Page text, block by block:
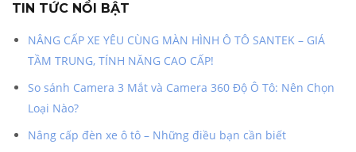
TIN TỨC NỔI BẬT
NÂNG CẤP XE YÊU CÙNG MÀN HÌNH Ô TÔ SANTEK – GIÁ
TẦM TRUNG, TÍNH NĂNG CAO CẤP!
So sánh Camera 3 Mắt và Camera 360 Độ Ô Tô: Nên Chọn
Loại Nào?
Nâng cấp đèn xe ô tô – Những điều bạn cần biết